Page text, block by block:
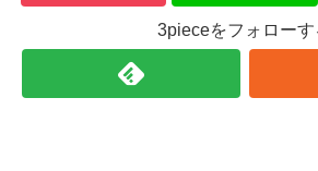
3pieceをフォローす